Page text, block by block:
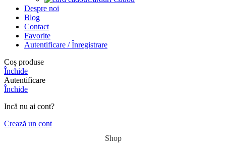
Despre noi
Blog
Contact
Favorite
Autentificare / Înregistrare
Coș produse
Închide
Autentificare
Închide
Incă nu ai cont?
Crează un cont
Shop